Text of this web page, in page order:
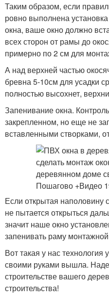
Таким образом, если
ровно выполнена
окна, ваше окно должно
всех сторон от рамы до
примерно по 2 см для
А над верхней частью
бревна 5-10см для усадки
полностью высохнет,
Запенивание окна.
закрепленном, но еще не
вставленными створками,
Если открытая наполовину
не пытается открыться
значит наше окно
запенивать раму
Вот такая у нас технология
своими руками вышла.
строительстве вашего
строительства!